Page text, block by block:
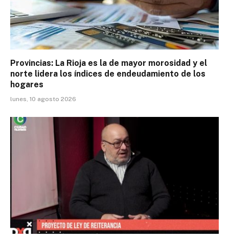
Provincias: La Rioja es la de mayor morosidad y el
norte lidera los índices de endeudamiento de los
hogares
lunes, 10 agosto 2026